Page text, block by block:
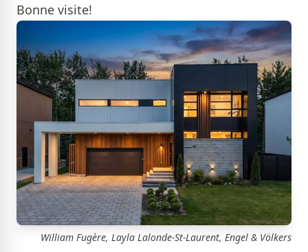
Bonne visite!
William Fugère, Layla Lalonde-St-Laurent, Engel & Völkers